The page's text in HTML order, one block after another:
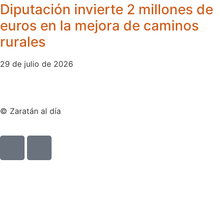
Diputación invierte 2 millones de
euros en la mejora de caminos
rurales
29 de julio de 2026
© Zaratán al día